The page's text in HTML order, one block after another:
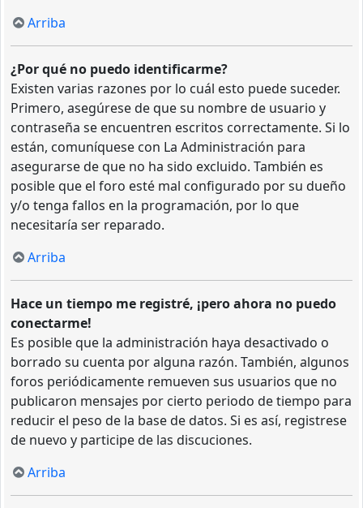
Arriba
¿Por qué no puedo identificarme?
Existen varias razones por lo cuál esto puede suceder.
Primero, asegúrese de que su nombre de usuario y
contraseña se encuentren escritos correctamente. Si lo
están, comuníquese con La Administración para
asegurarse de que no ha sido excluido. También es
posible que el foro esté mal configurado por su dueño
y/o tenga fallos en la programación, por lo que
necesitaría ser reparado.
Arriba
Hace un tiempo me registré, ¡pero ahora no puedo
conectarme!
Es posible que la administración haya desactivado o
borrado su cuenta por alguna razón. También, algunos
foros periódicamente remueven sus usuarios que no
publicaron mensajes por cierto periodo de tiempo para
reducir el peso de la base de datos. Si es así, registrese
de nuevo y participe de las discuciones.
Arriba